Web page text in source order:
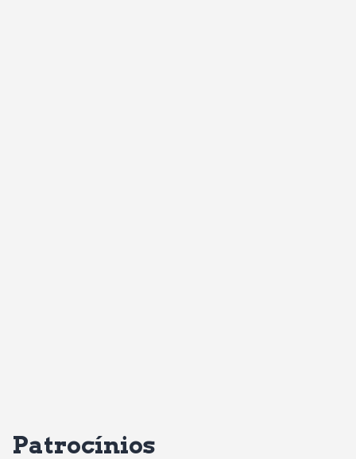
Patrocínios